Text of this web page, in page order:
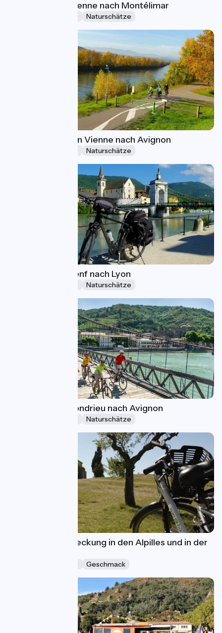
ViaRhôna, von Vienne nach Montélimar
Naturschätze
Die ViaRhôna, von Vienne nach Avignon
Naturschätze
ViaRhôna von Genf nach Lyon
Naturschätze
ViaRhôna von Condrieu nach Avignon
Naturschätze
Woche der Entdeckung in den Alpilles und in der
Geschmack